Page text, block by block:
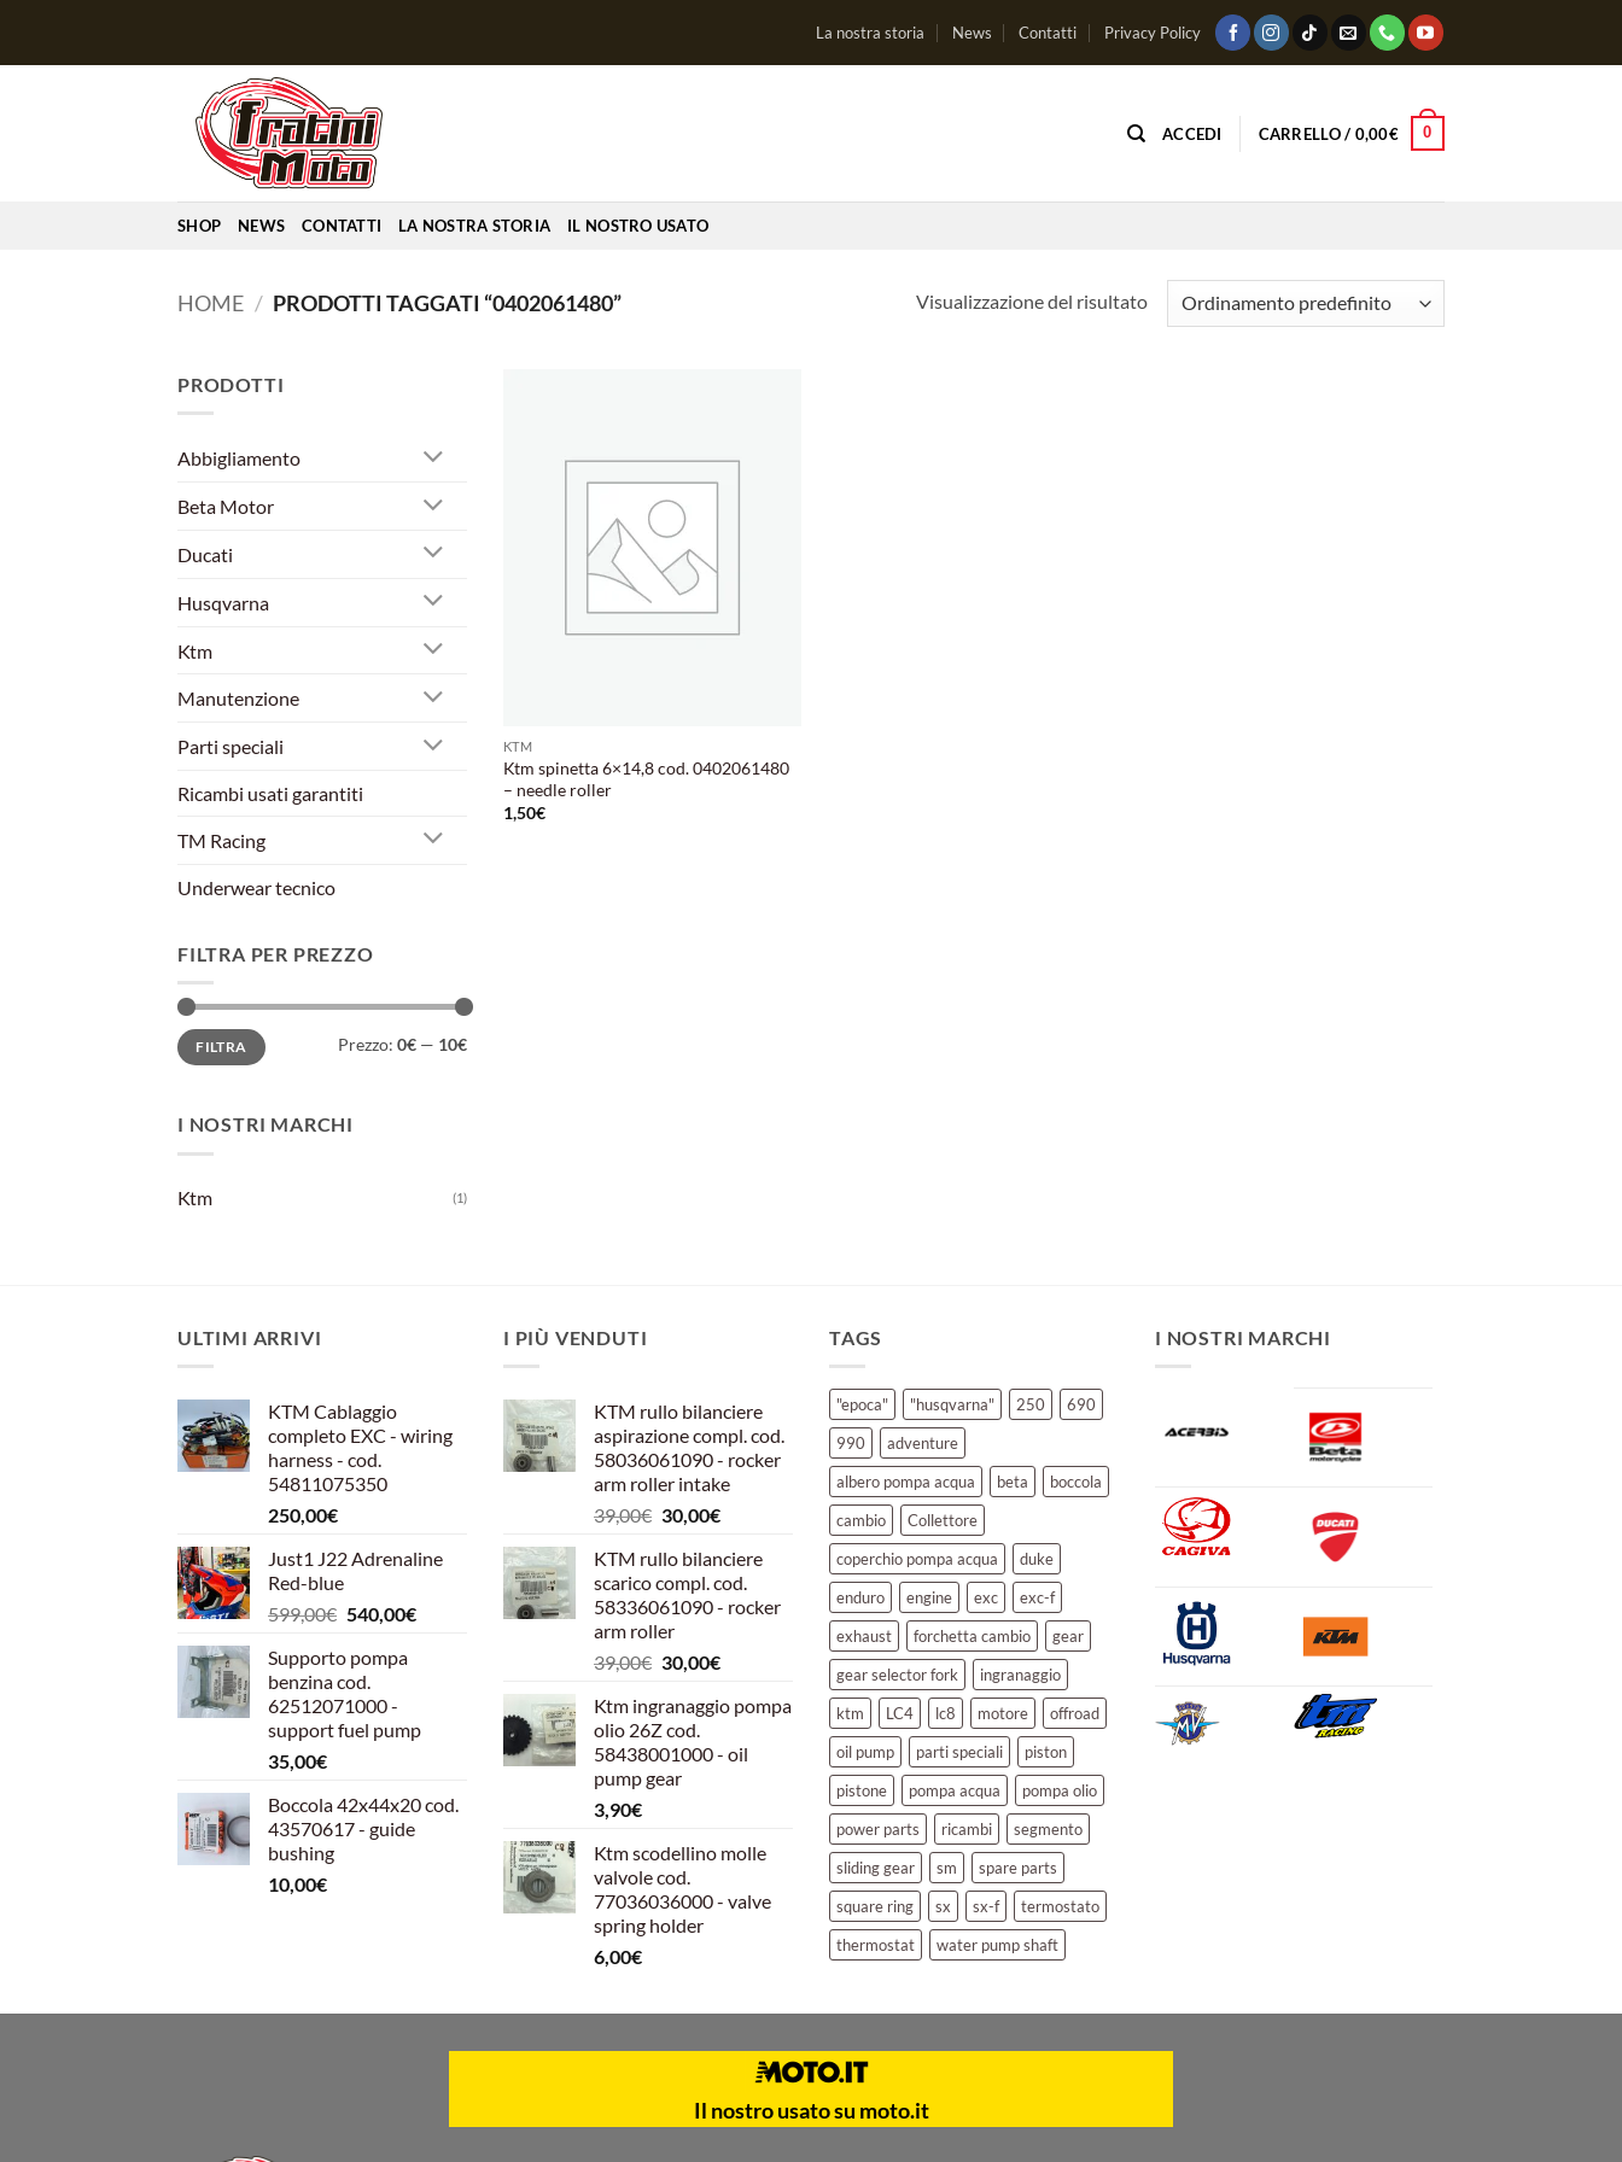
La nostra storia News Contatti Privacy Policy
ACCEDI CARRELLO / 0,00€ 0
SHOP NEWS CONTATTI LA NOSTRA STORIA IL NOSTRO USATO
HOME / PRODOTTI TAGGATI “0402061480” Visualizzazione del risultato
PRODOTTI
Abbigliamento
Beta Motor
Ducati
Husqvarna
Ktm
Manutenzione
Parti speciali
Ricambi usati garantiti
TM Racing
Underwear tecnico
FILTRA PER PREZZO
Prezzo
Min
Prezzo
MaxFILTRA Prezzo: 0€ — 10€
I NOSTRI MARCHI
Ktm (1)
KTM
Ktm spinetta 6×14,8 cod. 0402061480
– needle roller
1,50€
ULTIMI ARRIVI
KTM Cablaggio
completo EXC - wiring
harness - cod.
54811075350
250,00€
Just1 J22 Adrenaline
Red-blue
599,00€ Il
originale
era:
599,00€.
540,00€Il
Supporto pompa
benzina cod.
62512071000 -
support fuel pump
35,00€
Boccola 42x44x20 cod.
43570617 - guide
bushing
10,00€
I PIÙ VENDUTI
KTM rullo bilanciere
aspirazione compl. cod.
58036061090 - rocker
arm roller intake
39,00€ Il
originale
era:
39,00€.
30,00€Il
attuale
è:
30,00€.
KTM rullo bilanciere
scarico compl. cod.
58336061090 - rocker
arm roller
39,00€ Il
originale
era:
39,00€.
30,00€Il
attuale
30,00€.
Ktm ingranaggio pompa
olio 26Z cod.
58438001000 - oil
pump gear
3,90€
Ktm scodellino molle
valvole cod.
77036036000 - valve
spring holder
6,00€
TAGS
"epoca" "husqvarna" 250
690
990
adventure
albero pompa acqua
beta
boccola
cambio
Collettore
coperchio pompa acqua
duke
enduro
engine exc
exc-f
exhaust
forchetta cambio
gear
gear selector fork
ingranaggio
ktm
LC4 lc8 motore
offroad
oil pump
parti speciali
piston
pistone
pompa acqua
pompa olio
power parts
ricambi
segmento
sliding gear
sm
spare parts
square ring
sx sx-f
termostato
thermostat
water pump shaft
I NOSTRI MARCHI
Il nostro usato su moto.it